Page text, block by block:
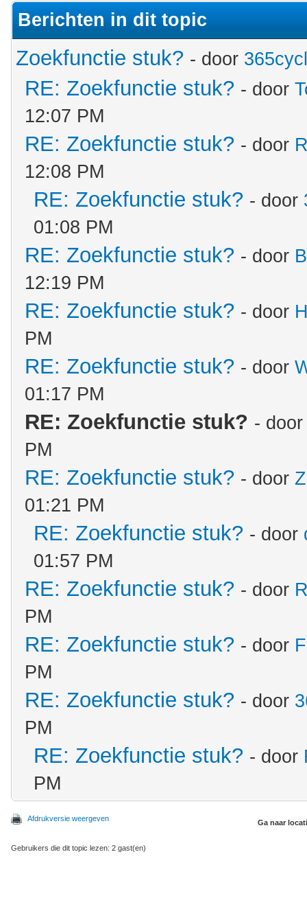
Berichten in dit topic
Zoekfunctie stuk? - door
RE: Zoekfunctie stuk? - door
12:07 PM
RE: Zoekfunctie stuk? - door
12:08 PM
RE: Zoekfunctie stuk? - door
01:08 PM
RE: Zoekfunctie stuk? - door
12:19 PM
RE: Zoekfunctie stuk? - door
PM
RE: Zoekfunctie stuk? - door
01:17 PM
RE: Zoekfunctie stuk? -
PM
RE: Zoekfunctie stuk? - door
01:21 PM
RE: Zoekfunctie stuk? - door
01:57 PM
RE: Zoekfunctie stuk? - door
PM
RE: Zoekfunctie stuk? - door
PM
RE: Zoekfunctie stuk? - door
PM
RE: Zoekfunctie stuk? - door
PM
Afdrukversie weergeven Ga naar
Gebruikers die dit topic lezen: 2 gast(en)